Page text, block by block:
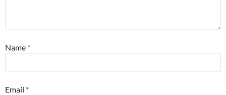
Name *
Email *